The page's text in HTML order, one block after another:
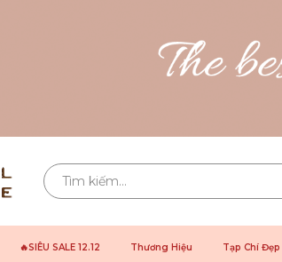
🔥SIÊU SALE 12.12 Thương Hiệu Tạp Chí Đẹp